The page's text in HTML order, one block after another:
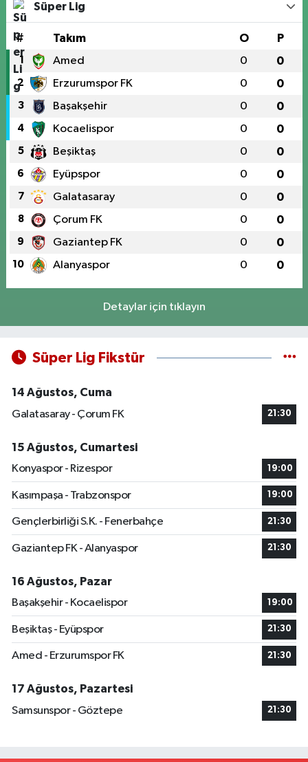
Süper Lig
# Takım O P
1 Amed 0 0
2 Erzurumspor FK 0 0
3 Başakşehir 0 0
4 Kocaelispor 0 0
5 Beşiktaş 0 0
6 Eyüpspor 0 0
7 Galatasaray 0 0
8 Çorum FK 0 0
9 Gaziantep FK 0 0
10 Alanyaspor 0 0
Detaylar için tıklayın
Süper Lig Fikstür
14 Ağustos, Cuma
Galatasaray - Çorum FK
21:30
15 Ağustos, Cumartesi
Konyaspor - Rizespor
19:00
Kasımpaşa - Trabzonspor 19:00
Gençlerbirliği S.K. - Fenerbahçe 21:30
Gaziantep FK - Alanyaspor 21:30
16 Ağustos, Pazar
Başakşehir - Kocaelispor
19:00
Beşiktaş - Eyüpspor 21:30
Amed - Erzurumspor FK 21:30
17 Ağustos, Pazartesi
Samsunspor - Göztepe
21:30